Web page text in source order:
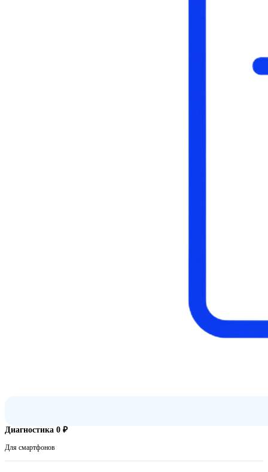
Диагностика 0 ₽
Для смартфонов